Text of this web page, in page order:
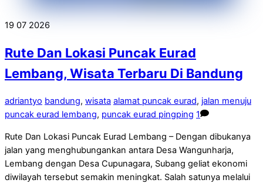
19 07 2026
Rute Dan Lokasi Puncak Eurad
Lembang, Wisata Terbaru Di Bandung
adriantyo bandung, wisata alamat puncak eurad, jalan menuju
puncak eurad lembang, puncak eurad pingping 1
Rute Dan Lokasi Puncak Eurad Lembang – Dengan dibukanya
jalan yang menghubungankan antara Desa Wangunharja,
Lembang dengan Desa Cupunagara, Subang geliat ekonomi
diwilayah tersebut semakin meningkat. Salah satunya melalui